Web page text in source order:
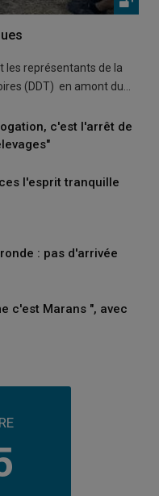
les représentants de la
(DDT) en amont du…
c'est l'arrêt de
l'esprit tranquille
: pas d'arrivée
c'est Marans ", avec